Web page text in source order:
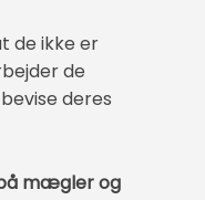
de ikke er
de
deres
mægler og